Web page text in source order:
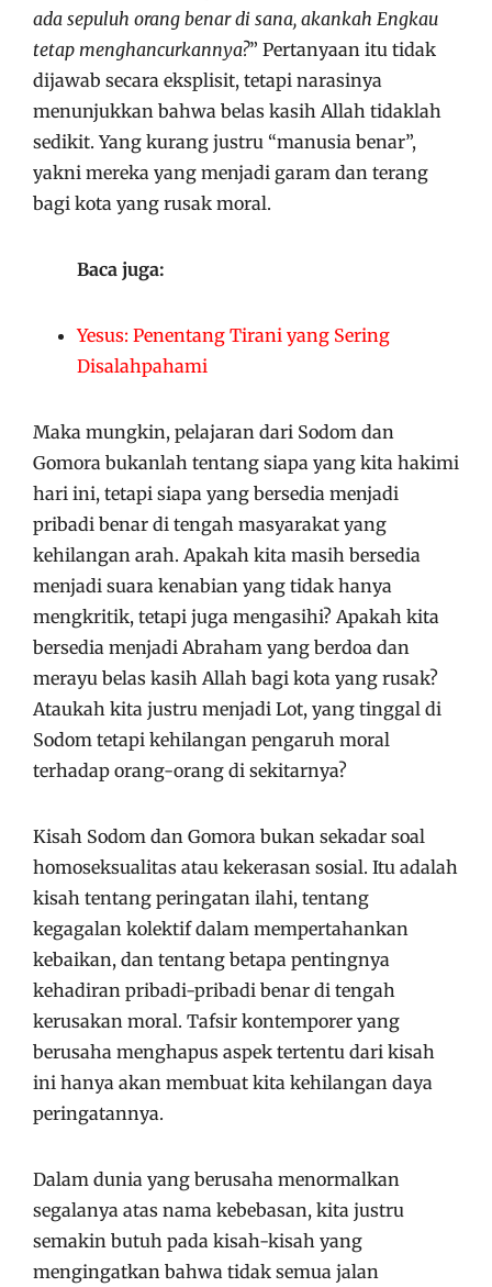
ada sepuluh orang benar di sana, akankah Engkau
tetap menghancurkannya?” Pertanyaan itu tidak
dijawab secara eksplisit, tetapi narasinya
menunjukkan bahwa belas kasih Allah tidaklah
sedikit. Yang kurang justru “manusia benar”,
yakni mereka yang menjadi garam dan terang
bagi kota yang rusak moral.
Baca juga:
Yesus: Penentang Tirani yang Sering
Disalahpahami
Maka mungkin, pelajaran dari Sodom dan
Gomora bukanlah tentang siapa yang kita hakimi
hari ini, tetapi siapa yang bersedia menjadi
pribadi benar di tengah masyarakat yang
kehilangan arah. Apakah kita masih bersedia
menjadi suara kenabian yang tidak hanya
mengkritik, tetapi juga mengasihi? Apakah kita
bersedia menjadi Abraham yang berdoa dan
merayu belas kasih Allah bagi kota yang rusak?
Ataukah kita justru menjadi Lot, yang tinggal di
Sodom tetapi kehilangan pengaruh moral
terhadap orang-orang di sekitarnya?
Kisah Sodom dan Gomora bukan sekadar soal
homoseksualitas atau kekerasan sosial. Itu adalah
kisah tentang peringatan ilahi, tentang
kegagalan kolektif dalam mempertahankan
kebaikan, dan tentang betapa pentingnya
kehadiran pribadi-pribadi benar di tengah
kerusakan moral. Tafsir kontemporer yang
berusaha menghapus aspek tertentu dari kisah
ini hanya akan membuat kita kehilangan daya
peringatannya.
Dalam dunia yang berusaha menormalkan
segalanya atas nama kebebasan, kita justru
semakin butuh pada kisah-kisah yang
mengingatkan bahwa tidak semua jalan